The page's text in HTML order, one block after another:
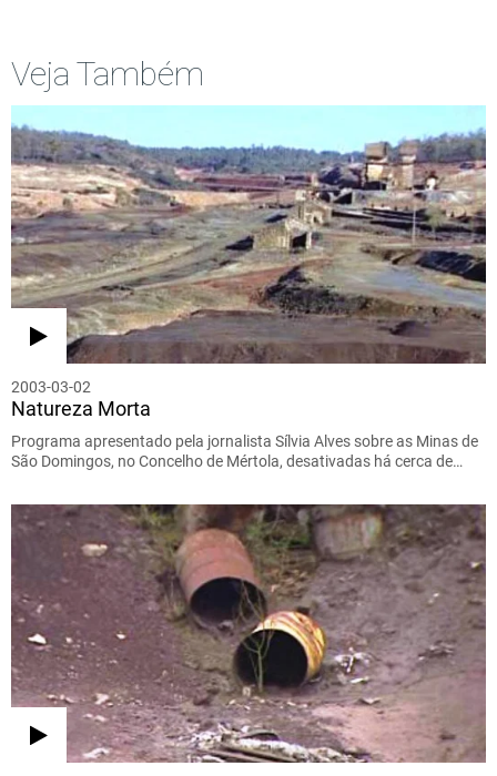
Veja Também
2003-03-02
Natureza Morta
Programa apresentado pela jornalista Sílvia Alves sobre as Minas de
São Domingos, no Concelho de Mértola, desativadas há cerca de…